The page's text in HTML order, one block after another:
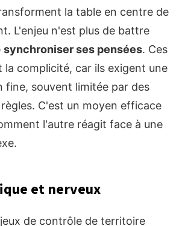
la table en centre de
L'enjeu n'est plus de battre
synchroniser ses pensées. Ces
la complicité, car ils exigent une
fine, souvent limitée par des
C'est un moyen efficace
l'autre réagit face à une
et nerveux
de contrôle de territoire